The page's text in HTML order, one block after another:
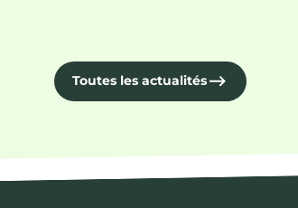
Toutes les actualités